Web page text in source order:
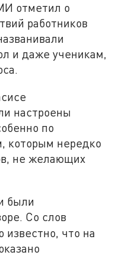
отметил о
работников
и даже ученикам,
настроены
по
которым нередко
не желающих
были
Со слов
известно, что на